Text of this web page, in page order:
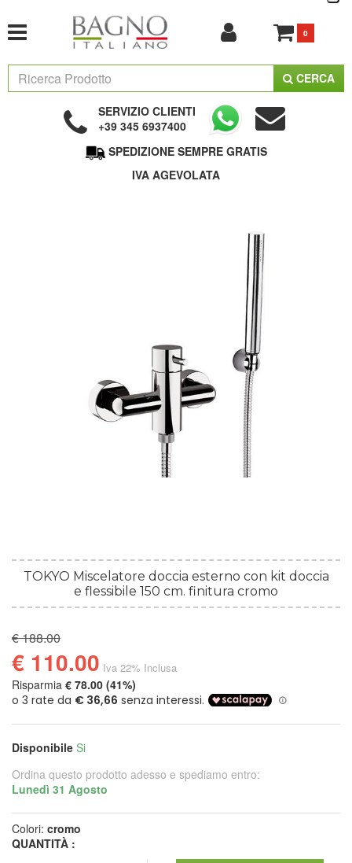
0
CERCA
SERVIZIO CLIENTI
+39 345 6937400
SPEDIZIONE SEMPRE GRATIS
IVA AGEVOLATA
TOKYO Miscelatore doccia esterno con kit doccia
e flessibile 150 cm. finitura cromo
€ 188.00
€ 110.00 Iva 22% Inclusa
Risparmia € 78.00 (41%)
Disponibile Si
Ordina questo prodotto adesso e spediamo entro:
Lunedì 31 Agosto
Colori: cromo
QUANTITÀ :